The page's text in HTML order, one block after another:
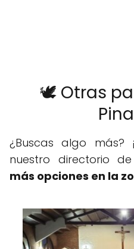
🕊️ Otras
¿Buscas algo más?
nuestro directorio
más opciones en la